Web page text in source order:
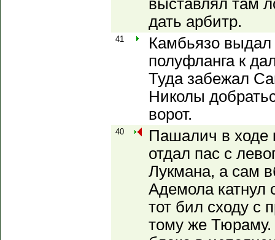
выставлял там
дать арбитр.
41
Камбьязо выдал
полуфланга к
Туда забежал
Николы
ворот.
40
Пашалич в ходе
отдал пас с
Лукмана, а сам
Адемола катнул
тот бил сходу с
тому же